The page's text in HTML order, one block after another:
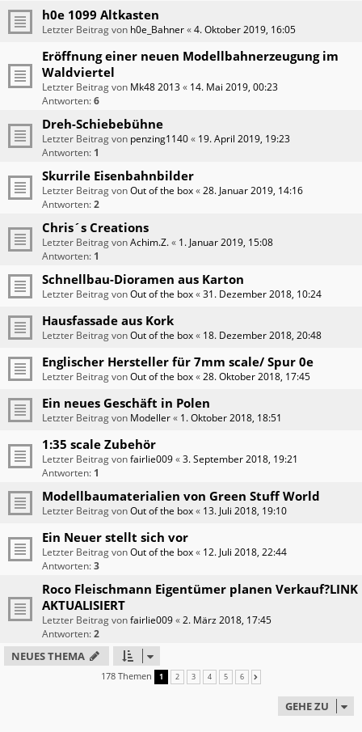
h0e 1099 Altkasten
Letzter Beitrag von h0e_Bahner«4. Oktober 2019, 16:05
Eröffnung einer neuen Modellbahnerzeugung im
Waldviertel
Letzter Beitrag von Mk48 2013« 14. Mai 2019, 00:23
Antworten:6
Dreh-Schiebebühne
Letzter Beitrag von penzing1140« 19. April 2019, 19:23
Antworten: 1
Skurrile Eisenbahnbilder
Letzter Beitrag vonOut of the box«28. Januar 2019, 14:16
Antworten:2
Chris´s Creations
Letzter Beitrag vonAchim.Z.« 1. Januar 2019, 15:08
Antworten: 1
Schnellbau-Dioramen aus Karton
Letzter Beitrag vonOut of the box«31. Dezember 2018, 10:24
Hausfassade aus Kork
Letzter Beitrag vonOut of the box« 18. Dezember 2018, 20:48
Englischer Hersteller für 7mm scale/ Spur 0e
Letzter Beitrag vonOut of the box«28. Oktober 2018, 17:45
Ein neues Geschäft in Polen
Letzter Beitrag von Modeller« 1. Oktober 2018, 18:51
1:35 scale Zubehör
Letzter Beitrag vonfairlie009«3. September 2018, 19:21
Antworten: 1
Modellbaumaterialien von Green Stuff World
Letzter Beitrag vonOut of the box« 13. Juli 2018, 19:10
Ein Neuer stellt sich vor
Letzter Beitrag vonOut of the box« 12. Juli 2018, 22:44
Antworten:3
Roco Fleischmann Eigentümer planen Verkauf?LINK
AKTUALISIERT
Letzter Beitrag vonfairlie009«2. März 2018, 17:45
Antworten:2
NEUES THEMA
178 Themen 1 2 3 4 5 6
GEHE ZU